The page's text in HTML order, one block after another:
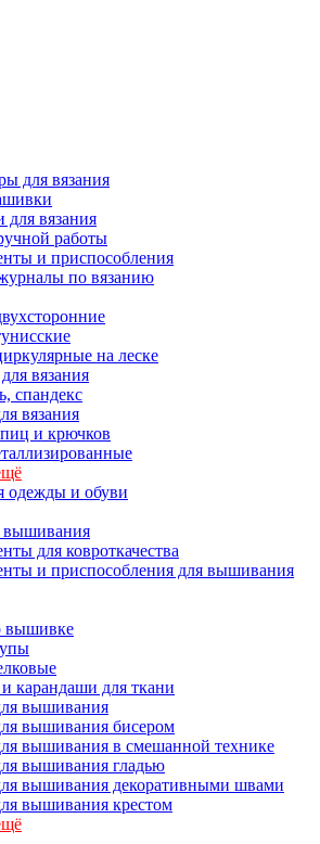
для вязания
для вязания
работы
и приспособления
по вязанию
на леске
вязания
спандекс
вязания
и крючков
одежды и обуви
вышивания
для ковроткачества
и приспособления для вышивания
вышивке
карандаши для ткани
вышивания
вышивания бисером
вышивания в смешанной технике
вышивания гладью
вышивания декоративными швами
вышивания крестом